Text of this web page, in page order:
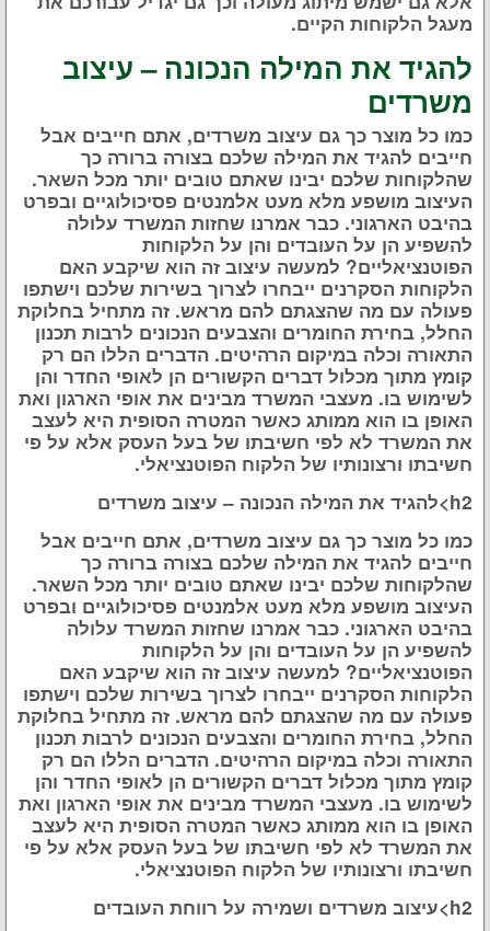
מעגל הלקוחות הקיים.
להגיד את המילה הנכונה – עיצוב
משרדים
כמו כל מוצר כך גם עיצוב משרדים, אתם חייבים אבל
חייבים להגיד את המילה שלכם בצורה ברורה כך
שהלקוחות שלכם יבינו שאתם טובים יותר מכל השאר.
העיצוב מושפע מלא מעט אלמנטים פסיכולוגיים ובפרט
בהיבט הארגוני. כבר אמרנו שחזות המשרד עלולה
להשפיע הן על העובדים והן על הלקוחות
הפוטנציאליים? למעשה עיצוב זה הוא שיקבע האם
הלקוחות הסקרנים ייבחרו לצרוך בשירות שלכם וישתפו
פעולה עם מה שהצגתם להם מראש. זה מתחיל בחלוקת
החלל, בחירת החומרים והצבעים הנכונים לרבות תכנון
התאורה וכלה במיקום הרהיטים. הדברים הללו הם רק
קומץ מתוך מכלול דברים הקשורים הן לאופי החדר והן
לשימוש בו. מעצבי המשרד מבינים את אופי הארגון ואת
האופן בו הוא ממותג כאשר המטרה הסופית היא לעצב
את המשרד לא לפי חשיבתו של בעל העסק אלא על פי
חשיבתו ורצונותיו של הלקוח הפוטנציאלי.
h2>להגיד את המילה הנכונה – עיצוב משרדים
כמו כל מוצר כך גם עיצוב משרדים, אתם חייבים אבל
חייבים להגיד את המילה שלכם בצורה ברורה כך
שהלקוחות שלכם יבינו שאתם טובים יותר מכל השאר.
העיצוב מושפע מלא מעט אלמנטים פסיכולוגיים ובפרט
בהיבט הארגוני. כבר אמרנו שחזות המשרד עלולה
להשפיע הן על העובדים והן על הלקוחות
הפוטנציאליים? למעשה עיצוב זה הוא שיקבע האם
הלקוחות הסקרנים ייבחרו לצרוך בשירות שלכם וישתפו
פעולה עם מה שהצגתם להם מראש. זה מתחיל בחלוקת
החלל, בחירת החומרים והצבעים הנכונים לרבות תכנון
התאורה וכלה במיקום הרהיטים. הדברים הללו הם רק
קומץ מתוך מכלול דברים הקשורים הן לאופי החדר והן
לשימוש בו. מעצבי המשרד מבינים את אופי הארגון ואת
האופן בו הוא ממותג כאשר המטרה הסופית היא לעצב
את המשרד לא לפי חשיבתו של בעל העסק אלא על פי
חשיבתו ורצונותיו של הלקוח הפוטנציאלי.
h2>עיצוב משרדים ושמירה על רווחת העובדים